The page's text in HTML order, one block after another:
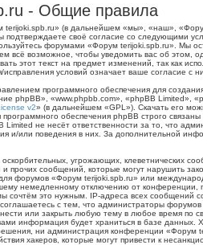
- Общие правила
terijoki.spb.ru» (в дальнейшем «мы», «наш»,
подтверждаете своё согласие со следующими
форумами «Форум terijoki.spb.ru». Мы
всё возможное, чтобы уведомить вас об этом,
этот текст на предмет изменений, так как
условий означает ваше согласие с
программного обеспечения для
phpBB», «www.phpbb.com», «phpBB Limited»,
v2» (в дальнейшем «GPL»). Скачать его
обеспечения phpBB строго
не несёт ответственности за то, что
и/или поведения в них. За дополнительной
угрожающих, клеветнических
прочих сообщений, которые могут нарушить
для форумов «Форум terijoki.spb.ru» или
немедленному отключению от конференции,
сочтём это нужным. IP-адреса всех сообщений
с тем, что администраторы
или закрыть любую тему в любое время по
информация будет храниться в базе данных.
ни администрация конференции «Форум
хакеров, которые могут привести к